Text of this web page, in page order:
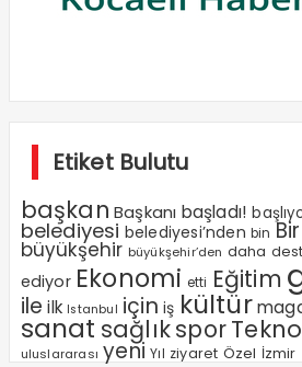
Etiket Bulutu
başkan Başkanı başladı!
belediyesi belediyesi’nden bin Bir
büyükşehir büyükşehir’den daha
ediyor Ekonomi etti Eğitim
ile ilk Istanbul için iş kültür
sanat sağlıkspor
uluslararası yeni Yıl ziyaret Özel İzmir